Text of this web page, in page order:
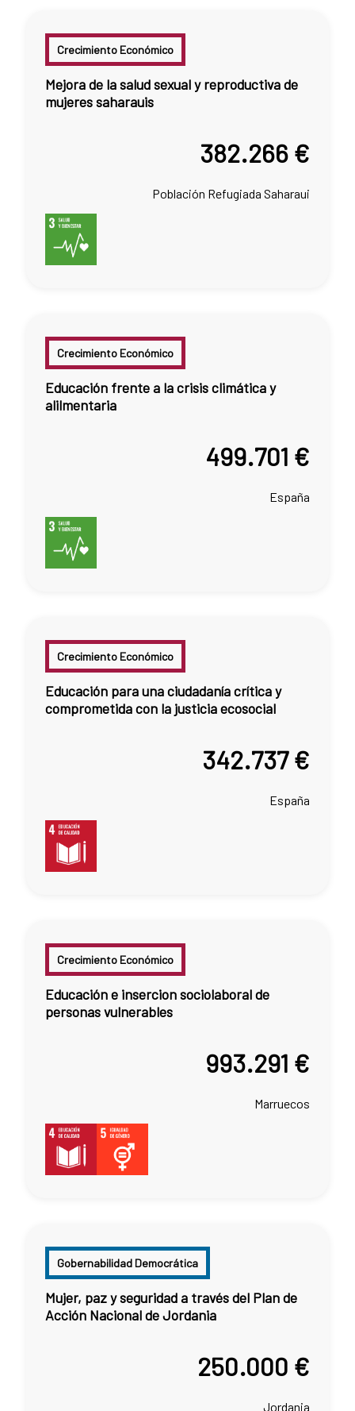
Crecimiento Económico
Mejora de la salud sexual y reproductiva de
mujeres saharauis
382.266 €
Población Refugiada Saharaui
Crecimiento Económico
Educación frente a la crisis climática y
alilmentaria
499.701 €
España
Crecimiento Económico
Educación para una ciudadanía crítica y
comprometida con la justicia ecosocial
342.737 €
España
Crecimiento Económico
Educación e insercion sociolaboral de
personas vulnerables
993.291 €
Marruecos
Gobernabilidad Democrática
Mujer, paz y seguridad a través del Plan de
Acción Nacional de Jordania
250.000 €
Jordania